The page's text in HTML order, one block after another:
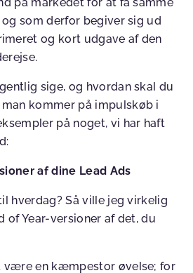
som derfor begiver sig ud
og kort udgave af den
sige, og hvordan skal du
kommer på impulskøb i
på noget, vi har haft
af dine Lead Ads
hverdag? Så ville jeg virkelig
of Year-versioner af det, du
være en kæmpestor øvelse; for